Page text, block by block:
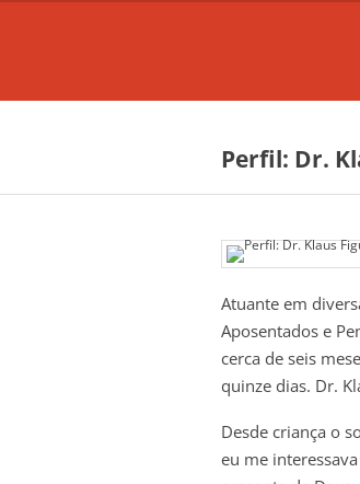
Perfil: Dr.
Atuante em
Aposentados e
cerca de seis
quinze dias. Dr.
Desde criança o
eu me